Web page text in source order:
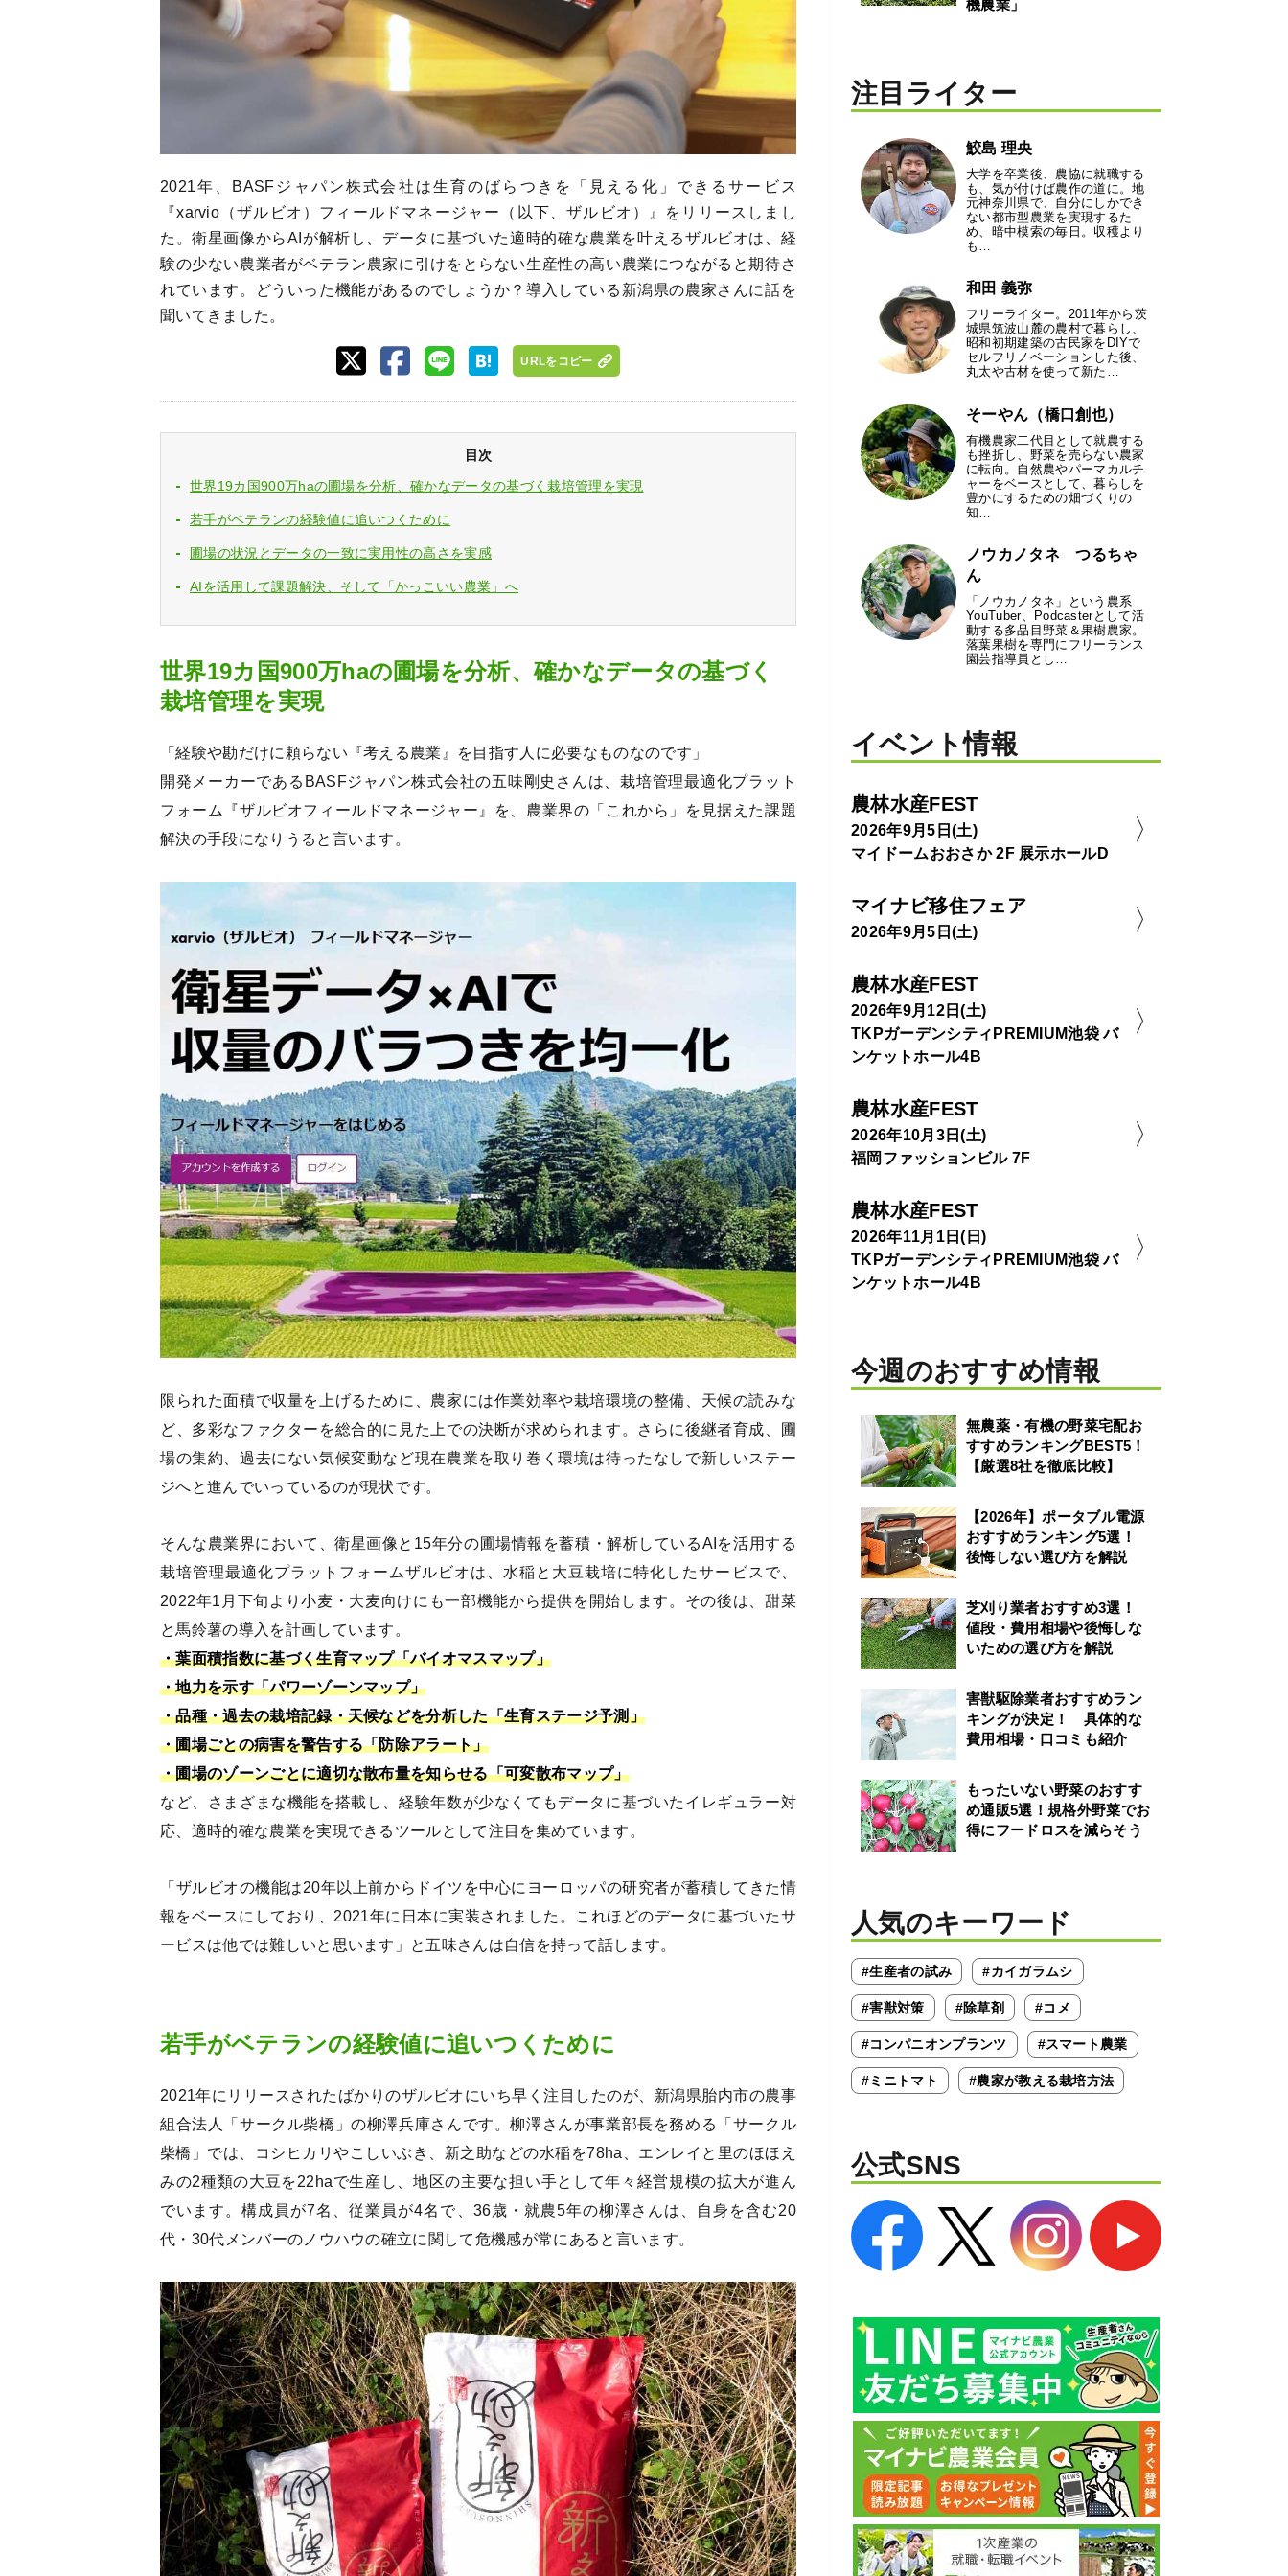
2021年、BASFジャパン株式会社は生育のばらつきを「見える化」できるサービス
『xarvio（ザルビオ）フィールドマネージャー（以下、ザルビオ）』をリリースしまし
た。衛星画像からAIが解析し、データに基づいた適時的確な農業を叶えるザルビオは、経
験の少ない農業者がベテラン農家に引けをとらない生産性の高い農業につながると期待さ
れています。どういった機能があるのでしょうか？導入している新潟県の農家さんに話を
聞いてきました。
URLをコピー
目次
世界19カ国900万haの圃場を分析、確かなデータの基づく栽培管理を実現
若手がベテランの経験値に追いつくために
圃場の状況とデータの一致に実用性の高さを実感
AIを活用して課題解決、そして「かっこいい農業」へ
世界19カ国900万haの圃場を分析、確かなデータの基づく
栽培管理を実現
「経験や勘だけに頼らない『考える農業』を目指す人に必要なものなのです」
開発メーカーであるBASFジャパン株式会社の五味剛史さんは、栽培管理最適化プラット
フォーム『ザルビオフィールドマネージャー』を、農業界の「これから」を見据えた課題
解決の手段になりうると言います。
限られた面積で収量を上げるために、農家には作業効率や栽培環境の整備、天候の読みな
ど、多彩なファクターを総合的に見た上での決断が求められます。さらに後継者育成、圃
場の集約、過去にない気候変動など現在農業を取り巻く環境は待ったなしで新しいステー
ジへと進んでいっているのが現状です。
そんな農業界において、衛星画像と15年分の圃場情報を蓄積・解析しているAIを活用する
栽培管理最適化プラットフォームザルビオは、水稲と大豆栽培に特化したサービスで、
2022年1月下旬より小麦・大麦向けにも一部機能から提供を開始します。その後は、甜菜
と馬鈴薯の導入を計画しています。
・葉面積指数に基づく生育マップ「バイオマスマップ」
・地力を示す「パワーゾーンマップ」
・品種・過去の栽培記録・天候などを分析した「生育ステージ予測」
・圃場ごとの病害を警告する「防除アラート」
・圃場のゾーンごとに適切な散布量を知らせる「可変散布マップ」
など、さまざまな機能を搭載し、経験年数が少なくてもデータに基づいたイレギュラー対
応、適時的確な農業を実現できるツールとして注目を集めています。
「ザルビオの機能は20年以上前からドイツを中心にヨーロッパの研究者が蓄積してきた情
報をベースにしており、2021年に日本に実装されました。これほどのデータに基づいたサ
ービスは他では難しいと思います」と五味さんは自信を持って話します。
若手がベテランの経験値に追いつくために
2021年にリリースされたばかりのザルビオにいち早く注目したのが、新潟県胎内市の農事
組合法人「サークル柴橋」の柳澤兵庫さんです。柳澤さんが事業部長を務める「サークル
柴橋」では、コシヒカリやこしいぶき、新之助などの水稲を78ha、エンレイと里のほほえ
みの2種類の大豆を22haで生産し、地区の主要な担い手として年々経営規模の拡大が進ん
でいます。構成員が7名、従業員が4名で、36歳・就農5年の柳澤さんは、自身を含む20
代・30代メンバーのノウハウの確立に関して危機感が常にあると言います。
機農業」
注目ライター
鮫島 理央
大学を卒業後、農協に就職する
も、気が付けば農作の道に。地
元神奈川県で、自分にしかでき
ない都市型農業を実現するた
め、暗中模索の毎日。収穫より
も…
和田 義弥
フリーライター。2011年から茨
城県筑波山麓の農村で暮らし、
昭和初期建築の古民家をDIYで
セルフリノベーションした後、
丸太や古材を使って新た…
そーやん（橋口創也）
有機農家二代目として就農する
も挫折し、野菜を売らない農家
に転向。自然農やパーマカルチ
ャーをベースとして、暮らしを
豊かにするための畑づくりの
知…
ノウカノタネ つるちゃ
ん
「ノウカノタネ」という農系
YouTuber、Podcasterとして活
動する多品目野菜＆果樹農家。
落葉果樹を専門にフリーランス
園芸指導員とし…
イベント情報
農林水産FEST
2026年9月5日(土)
マイドームおおさか 2F 展示ホールD
マイナビ移住フェア
2026年9月5日(土)
農林水産FEST
2026年9月12日(土)
TKPガーデンシティPREMIUM池袋 バ
ンケットホール4B
農林水産FEST
2026年10月3日(土)
福岡ファッションビル 7F
農林水産FEST
2026年11月1日(日)
TKPガーデンシティPREMIUM池袋 バ
ンケットホール4B
今週のおすすめ情報
無農薬・有機の野菜宅配お
すすめランキングBEST5！
【厳選8社を徹底比較】
【2026年】ポータブル電源
おすすめランキング5選！
後悔しない選び方を解説
芝刈り業者おすすめ3選！
値段・費用相場や後悔しな
いための選び方を解説
害獣駆除業者おすすめラン
キングが決定！ 具体的な
費用相場・口コミも紹介
もったいない野菜のおすす
め通販5選！規格外野菜でお
得にフードロスを減らそう
人気のキーワード
#生産者の試み #カイガラムシ
#害獣対策 #除草剤 #コメ
#コンパニオンプランツ #スマート農業
#ミニトマト #農家が教える栽培方法
公式SNS